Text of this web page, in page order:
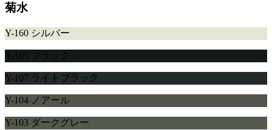
菊水
Y-160 シルバー
Y-105 ブラック
Y-107 ライトブラック
Y-104 ノアール
Y-103 ダークグレー